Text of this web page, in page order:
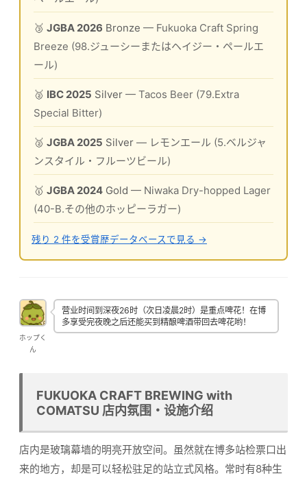
🥉 JGBA 2026 Bronze — Fukuoka Craft Spring
Breeze (98.ジューシーまたはヘイジー・ペールエ
ール)
🥈 IBC 2025 Silver — Tacos Beer (79.Extra
Special Bitter)
🥈 JGBA 2025 Silver — レモンエール (5.ベルジャ
ンスタイル・フルーツビール)
🥇 JGBA 2024 Gold — Niwaka Dry-hopped Lager
(40-B.その他のホッピーラガー)
残り 2 件を受賞歴データベースで見る →
ホップく
ん
营业时间到深夜26时（次日凌晨2时）是重点啤花！在博
多享受完夜晚之后还能买到精酿啤酒带回去啤花哟！
FUKUOKA CRAFT BREWING with
COMATSU 店内氛围・设施介绍
店内是玻璃幕墙的明亮开放空间。虽然就在博多站检票口出
来的地方，却是可以轻松驻足的站立式风格。常时有8种生